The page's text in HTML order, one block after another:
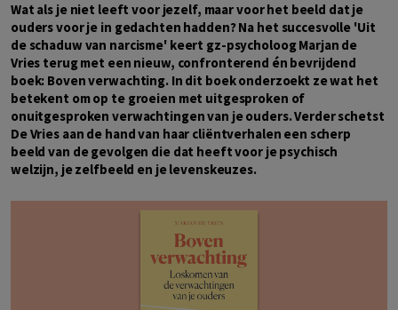
Wat als je niet leeft voor jezelf, maar voor het beeld dat je
ouders voor je in gedachten hadden? Na het succesvolle 'Uit
de schaduw van narcisme' keert gz-psycholoog Marjan de
Vries terug met een nieuw, confronterend én bevrijdend
boek: Boven verwachting. In dit boek onderzoekt ze wat het
betekent om op te groeien met uitgesproken of
onuitgesproken verwachtingen van je ouders. Verder schetst
De Vries aan de hand van haar cliëntverhalen een scherp
beeld van de gevolgen die dat heeft voor je psychisch
welzijn, je zelfbeeld en je levenskeuzes.